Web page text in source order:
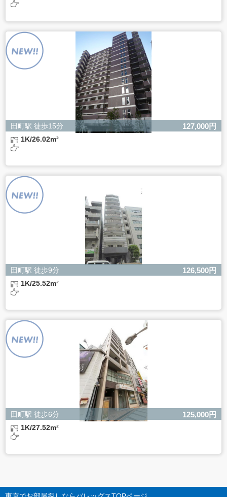
よるものです。
ただし、必要な項目をいただけない場合、適切な対応がで
きない場合があります。
田町駅 徒歩15分 127,000円
1K/26.02m²
田町駅 徒歩9分 126,500円
1K/25.52m²
田町駅 徒歩6分 125,000円
1K/27.52m²